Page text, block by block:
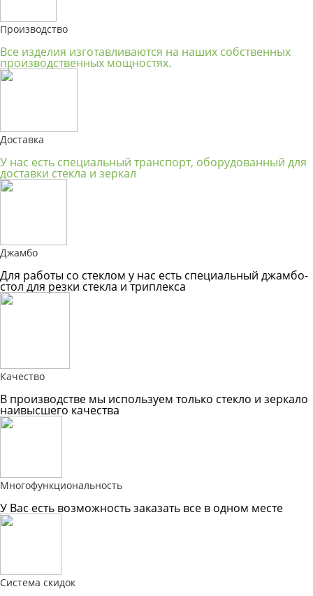
Производство
Все изделия изготавливаются на наших собственных
производственных мощностях.
Доставка
У нас есть специальный транспорт, оборудованный для
доставки стекла и зеркал
Джамбо
Для работы со стеклом у нас есть специальный джамбо-
стол для резки стекла и триплекса
Качество
В производстве мы используем только стекло и зеркало
наивысшего качества
Многофункциональность
У Вас есть возможность заказать все в одном месте
Система скидок